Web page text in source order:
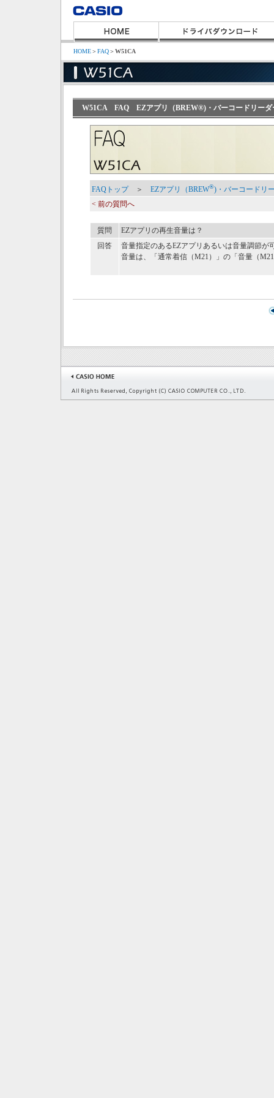
HOME＞FAQ＞W51CA
W51CA FAQ EZアプリ（BREW®)・バーコードリー
FAQトップ＞ EZアプリ（BREW®)・バーコードリ
< 前の質問へ
質問
EZアプリの再生音量は？
回答
音量指定のあるEZアプリあるいは音量調節が
音量は、「通常着信（M21）」の「音量（